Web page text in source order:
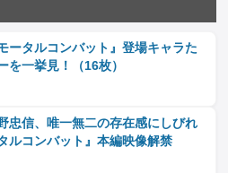
ータルコンバット』登場キャラた
を一挙見！（16枚）
忠信、唯一無二の存在感にしびれ
ルコンバット』本編映像解禁